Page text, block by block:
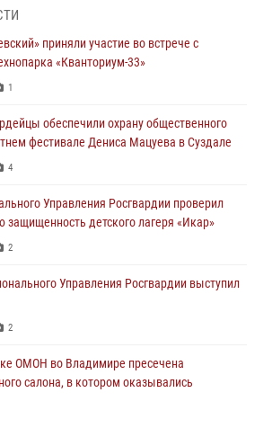
«Икар»
2
обеспечили охрану общественного
4
оркестра регионального Управления
округа
7
защищенность детского лагеря «Икар»
2
приняли участие во встрече с
«Кванториум-33»
1
обеспечили охрану общественного
фестивале Дениса Мацуева в Суздале
4
Управления Росгвардии проверил
защищенность детского лагеря «Икар»
2
Управления Росгвардии выступил
2
ОМОН во Владимире пресечена
салона, в котором оказывались